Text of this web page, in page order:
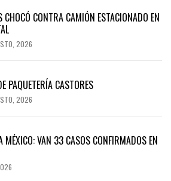
CHOCÓ CONTRA CAMIÓN ESTACIONADO EN
2026
PAQUETERÍA CASTORES
2026
MÉXICO: VAN 33 CASOS CONFIRMADOS EN